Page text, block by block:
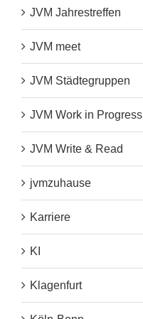
JVM Jahrestreffen
JVM meet
JVM Städtegruppen
JVM Work in Progress
JVM Write & Read
jvmzuhause
Karriere
KI
Klagenfurt